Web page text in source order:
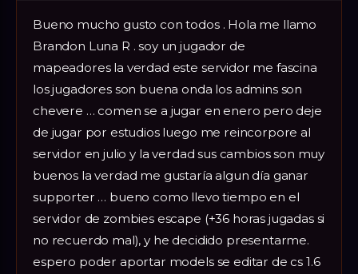
Bueno mucho gusto con todos . Hola me llamo
Brandon Luna R . soy un jugador de
mapeadores la verdad este servidor me fascina
los jugadores son buena onda los admins son
chevere … comen se a jugar en enero pero deje
de jugar por estudios luego me reincorpore al
servidor en julio y la verdad sus cambios son muy
buenos la verdad me gustaría algun día ganar
supporter … bueno como llevo tiempo en el
servidor de zombies escape (+36 horas jugadas si
no recuerdo mal), y he decidido presentarme.
espero poder aportar models se editar de cs 1.6